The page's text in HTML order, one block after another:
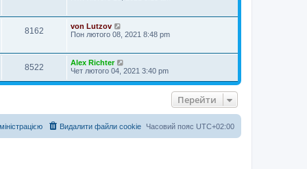
8162
von Lutzov
Пон лютого 08, 2021 8:48 pm
8522
Alex Richter
Чет лютого 04, 2021 3:40 pm
Перейти
Часовий пояс UTC+02:00
Видалити файли cookie